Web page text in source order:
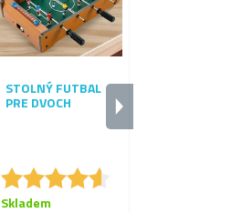
STOLNÝ FUTBAL
PRE DVOCH
★★★★★
★★★★★
Skladem